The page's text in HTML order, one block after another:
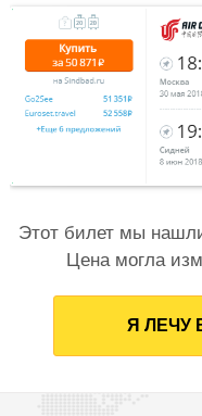
Этот билет мы
Цена могла
Я ЛЕЧУ